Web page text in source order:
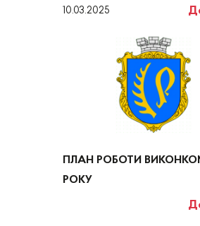
10.03.2025
ПЛАН РОБОТИ
РОКУ